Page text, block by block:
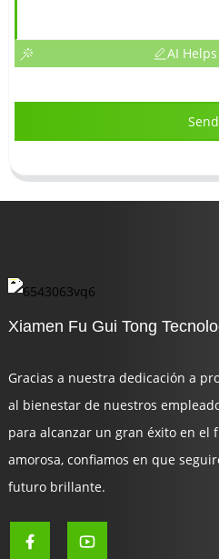
AI
Send
Xiamen Fu Gui Tong
Gracias a nuestra dedicación a
al bienestar de nuestros
para alcanzar un gran éxito en el
amorosa, confiamos en que
futuro brillante.